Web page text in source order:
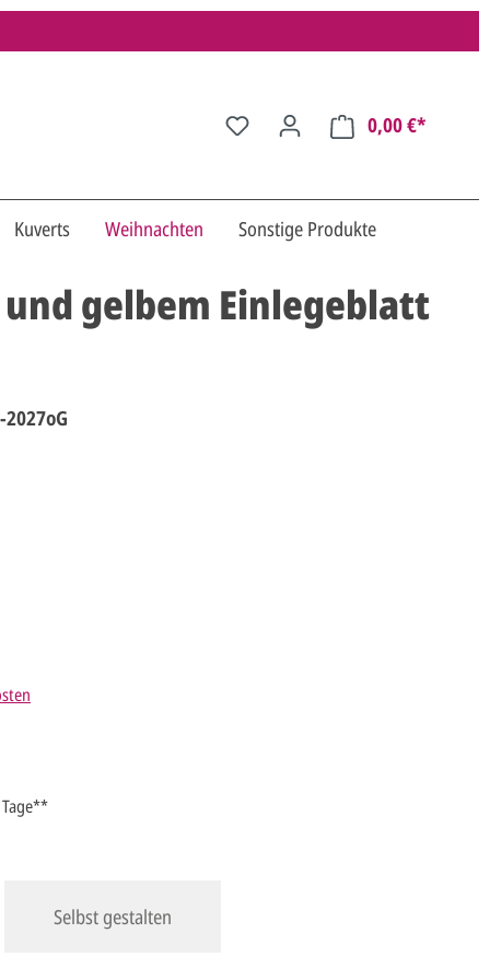
0,00 €*
Kuverts Weihnachten Sonstige Produkte
gelbem Einlegeblatt
Selbst gestalten